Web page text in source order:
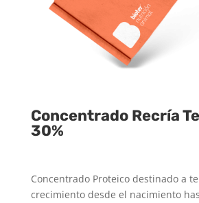
Concentrado Recría
30%
Concentrado Proteico destinado a
crecimiento desde el nacimiento